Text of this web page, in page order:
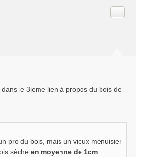
le 3ieme lien à propos du bois de
pro du bois, mais un vieux menuisier
sèche en moyenne de 1cm